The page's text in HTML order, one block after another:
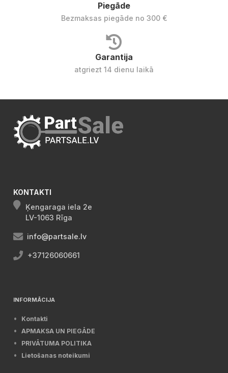
Piegāde
Bezmaksas piegāde no 300 €
Garantija
atgriezt 14 dienu laikā
KONTAKTI
Ķengaraga iela 2e
LV-1063 Rīga
info@partsale.lv
+37126060661
INFORMĀCIJA
Kontakti
APMAKSA UN PIEGĀDE
PRIVĀTUMA POLITIKA
Lietošanas noteikumi